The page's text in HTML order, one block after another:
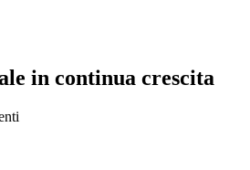
in continua crescita